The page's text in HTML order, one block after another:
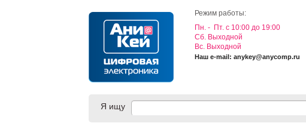
Режим работы:
Пн. - Пт. с 10:00 до 19:00
Cб. Выходной
Вс. Выходной
Наш e-mail: anykey@anycomp.ru
Я ищу